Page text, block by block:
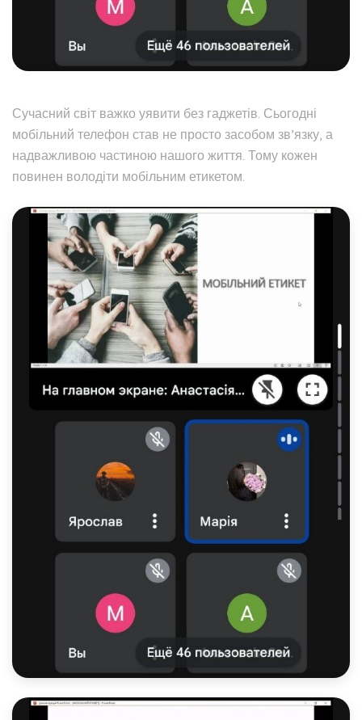
Сучасний світ важко уявити без гаджетів. Сьогодні
мобільний телефон став не просто засобом зв’язку, а
надважливою частиною нашого життя. Тому кожен
повинен володіти мобільним етикетом.